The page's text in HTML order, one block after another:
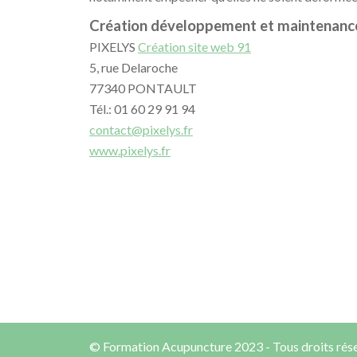
Création développement et
PIXELYS Création site web 91
5, rue Delaroche
77340 PONTAULT
Tél.: 01 60 29 91 94
contact@pixelys.fr
www.pixelys.fr
© Formation Acupuncture 2023 - Tous droits